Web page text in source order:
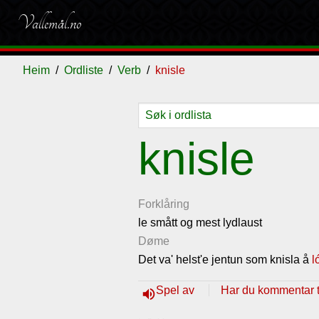
Vallemål.no
Heim Ordliste Verb knisle
knisle
Forklåring
le smått og mest lydlaust
Døme
Det va' helst'e jentun som knisla å
volume_upSpel av Har du kommentar